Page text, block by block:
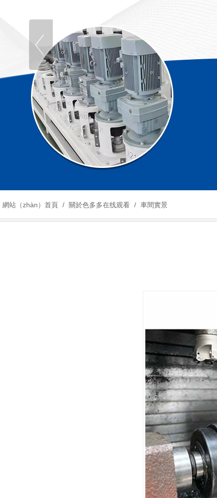
網站（zhàn）首頁 / 關於色多多在线观看 / 車間實景